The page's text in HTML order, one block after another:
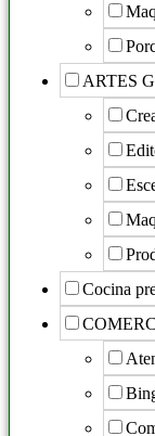
ARTES
Cocina